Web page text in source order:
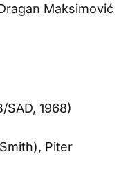
Maksimović
SAD, 1968)
Piter